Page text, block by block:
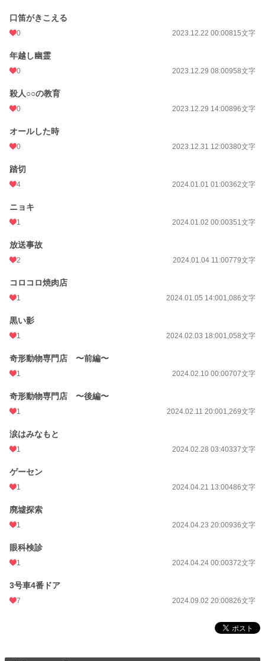
口笛がきこえる
0 2023.12.22 00:00815文字
年越し幽霊
0 2023.12.29 08:00958文字
殺人○○の教育
0 2023.12.29 14:00896文字
オールした時
0 2023.12.31 12:00380文字
踏切
4 2024.01.01 01:00362文字
ニョキ
1 2024.01.02 00:00351文字
放送事故
2 2024.01.04 11:00779文字
コロコロ焼肉店
1 2024.01.05 14:001,086文字
黒い影
1 2024.02.03 18:001,058文字
奇形動物専門店 〜前編〜
1 2024.02.10 00:00707文字
奇形動物専門店 〜後編〜
1 2024.02.11 20:001,269文字
涙はみなもと
1 2024.02.28 03:40337文字
ゲーセン
1 2024.04.21 13:00486文字
廃墟探索
1 2024.04.23 20:00936文字
眼科検診
1 2024.04.24 00:00372文字
3号車4番ドア
7 2024.09.02 20:00826文字